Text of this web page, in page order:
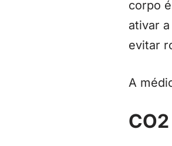
corpo
ativar
evitar
A